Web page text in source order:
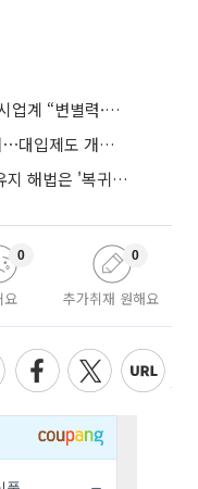
수능 절대평가·서논술형 공론화⋯입시업계 “변별력·사교육 대책 먼저”
국교위, 국가교육발전계획 10월 공개⋯대입제도 개편 공론화 추진
"육아휴직만으론 한계"⋯여성 경력유지 해법은 '복귀 후 유연근무’
요
0
추가취재 원해요
0